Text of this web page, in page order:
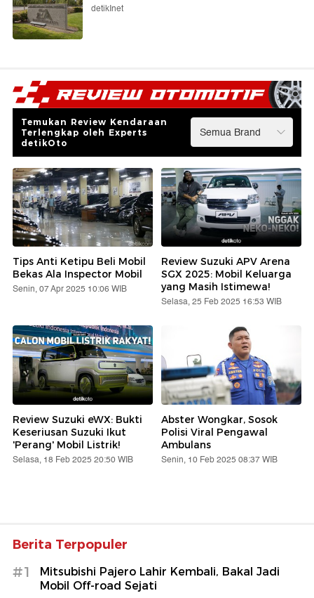
detikInet
Temukan Review Kendaraan
Terlengkap oleh Experts
detikOto
Tips Anti Ketipu Beli Mobil
Bekas Ala Inspector Mobil
Senin, 07 Apr 2025 10:06 WIB
Review Suzuki APV Arena
SGX 2025: Mobil Keluarga
yang Masih Istimewa!
Selasa, 25 Feb 2025 16:53 WIB
Review Suzuki eWX: Bukti
Keseriusan Suzuki Ikut
'Perang' Mobil Listrik!
Selasa, 18 Feb 2025 20:50 WIB
Abster Wongkar, Sosok
Polisi Viral Pengawal
Ambulans
Senin, 10 Feb 2025 08:37 WIB
Berita Terpopuler
#1
Mitsubishi Pajero Lahir Kembali, Bakal Jadi
Mobil Off-road Sejati